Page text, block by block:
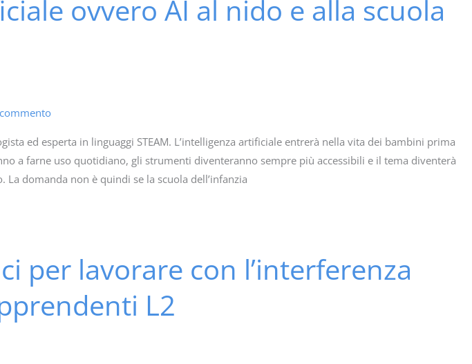
ovvero AI al nido e alla scuola
ed esperta in linguaggi STEAM. L’intelligenza artificiale entrerà nella vita dei bambini prima
a farne uso quotidiano, gli strumenti diventeranno sempre più accessibili e il tema diventerà
domanda non è quindi se la scuola dell’infanzia
per lavorare con l’interferenza
L2